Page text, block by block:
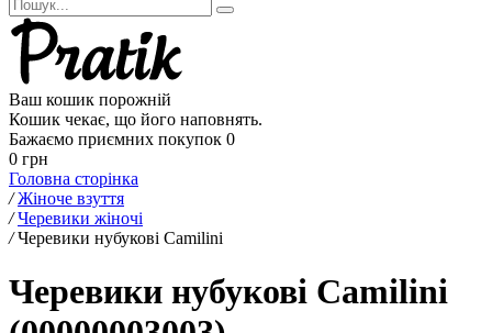
Ваш кошик порожній
Кошик чекає, що його наповнять.
Бажаємо приємних покупок 0
0 грн
Головна сторінка
/ Жіноче взуття
/ Черевики жіночі
/ Черевики нубукові Camilini
Черевики нубукові Camilini